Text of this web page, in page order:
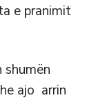
e pranimit
ajo arrin